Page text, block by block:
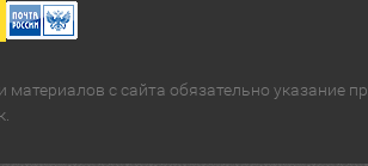
материалов с сайта обязательно указание